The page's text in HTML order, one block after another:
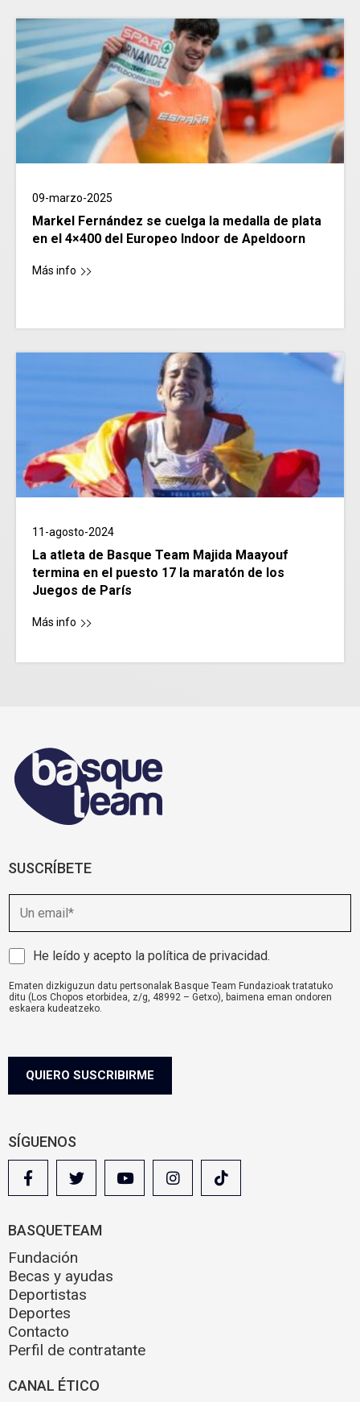
09-marzo-2025
Markel Fernández se cuelga la medalla de plata
en el 4×400 del Europeo Indoor de Apeldoorn
Más info
11-agosto-2024
La atleta de Basque Team Majida Maayouf
termina en el puesto 17 la maratón de los
Juegos de París
Más info
SUSCRÍBETE
m
a
i
l
A
i
s
e
a
He leído y acepto la política de privacidad.
Ematen dizkiguzun datu pertsonalak Basque Team Fundazioak tratatuko
ditu (Los Chopos etorbidea, z/g, 48992 – Getxo), baimena eman ondoren
eskaera kudeatzeko.
QUIERO SUSCRIBIRME
SÍGUENOS
BASQUETEAM
Fundación
Becas y ayudas
Deportistas
Deportes
Contacto
Perfil de contratante
CANAL ÉTICO